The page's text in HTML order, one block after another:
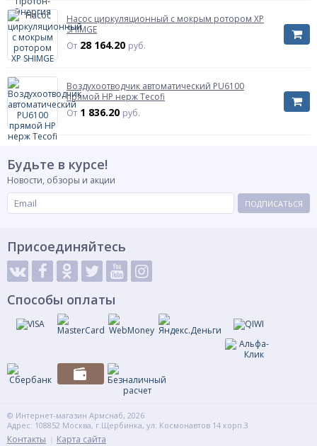
Насос циркуляционный с мокрым ротором XP
SHIMGE
От 28 164.20 руб.
Воздухоотводчик автоматический PU6100
прямой НР нерж Tecofi
От 1 836.20 руб.
Будьте в курсе!
Новости, обзоры и акции
ПОДПИСАТЬСЯ
Присоединяйтесь
Способы оплаты
© Интернет-магазин Армснаб, 2026
Адрес: 108852 Москва, г.Щербинка, ул. Космонавтов 14 корп.3
Контакты Карта сайта